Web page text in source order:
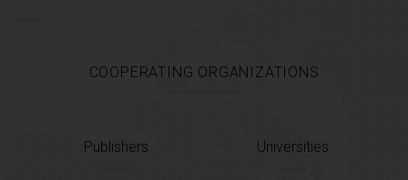
COOPERATING ORGANIZATIONS
Publishers Universities